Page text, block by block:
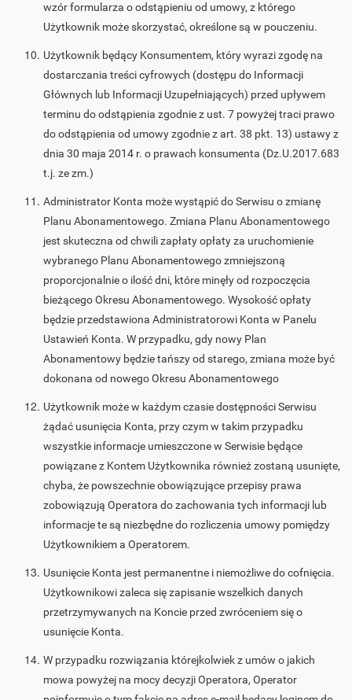
wzór formularza o odstąpieniu od umowy, z którego
Użytkownik może skorzystać, określone są w pouczeniu.
Użytkownik będący Konsumentem, który wyrazi zgodę na
dostarczania treści cyfrowych (dostępu do Informacji
Głównych lub Informacji Uzupełniających) przed upływem
terminu do odstąpienia zgodnie z ust. 7 powyżej traci prawo
do odstąpienia od umowy zgodnie z art. 38 pkt. 13) ustawy z
dnia 30 maja 2014 r. o prawach konsumenta (Dz.U.2017.683
t.j. ze zm.)
Administrator Konta może wystąpić do Serwisu o zmianę
Planu Abonamentowego. Zmiana Planu Abonamentowego
jest skuteczna od chwili zapłaty opłaty za uruchomienie
wybranego Planu Abonamentowego zmniejszoną
proporcjonalnie o ilość dni, które minęły od rozpoczęcia
bieżącego Okresu Abonamentowego. Wysokość opłaty
będzie przedstawiona Administratorowi Konta w Panelu
Ustawień Konta. W przypadku, gdy nowy Plan
Abonamentowy będzie tańszy od starego, zmiana może być
dokonana od nowego Okresu Abonamentowego
Użytkownik może w każdym czasie dostępności Serwisu
żądać usunięcia Konta, przy czym w takim przypadku
wszystkie informacje umieszczone w Serwisie będące
powiązane z Kontem Użytkownika również zostaną usunięte,
chyba, że powszechnie obowiązujące przepisy prawa
zobowiązują Operatora do zachowania tych informacji lub
informacje te są niezbędne do rozliczenia umowy pomiędzy
Użytkownikiem a Operatorem.
Usunięcie Konta jest permanentne i niemożliwe do cofnięcia.
Użytkownikowi zaleca się zapisanie wszelkich danych
przetrzymywanych na Koncie przed zwróceniem się o
usunięcie Konta.
W przypadku rozwiązania którejkolwiek z umów o jakich
mowa powyżej na mocy decyzji Operatora, Operator